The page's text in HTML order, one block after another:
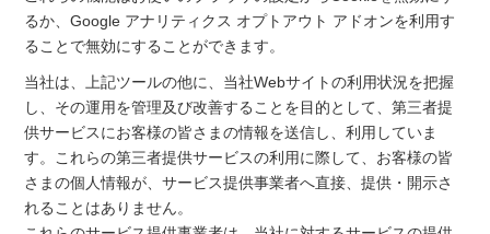
るか、Google アナリティクス オプトアウト アドオンを利用す
ることで無効にすることができます。
当社は、上記ツールの他に、当社Webサイトの利用状況を把握
し、その運用を管理及び改善することを目的として、第三者提
供サービスにお客様の皆さまの情報を送信し、利用していま
す。これらの第三者提供サービスの利用に際して、お客様の皆
さまの個人情報が、サービス提供事業者へ直接、提供・開示さ
れることはありません。